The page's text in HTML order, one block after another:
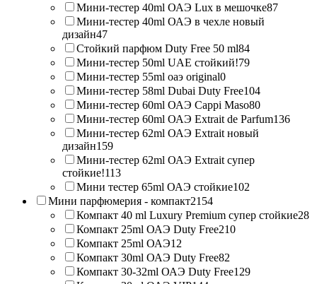
Мини-тестер 40ml ОАЭ Lux в мешочке87
Мини-тестер 40ml ОАЭ в чехле новый
дизайн47
Стойкий парфюм Duty Free 50 ml84
Мини-тестер 50ml UAE стойкий!79
Мини-тестер 55ml оаэ original0
Мини-тестер 58ml Dubai Duty Free104
Мини-тестер 60ml ОАЭ Cappi Maso80
Мини-тестер 60ml ОАЭ Extrait de Parfum136
Мини-тестер 62ml ОАЭ Extrait новый
дизайн159
Мини-тестер 62ml ОАЭ Extrait супер
стойкие!113
Мини тестер 65ml ОАЭ стойкие102
Мини парфюмерия - компакт2154
Компакт 40 ml Luxury Premium супер стойкие28
Компакт 25ml ОАЭ Duty Free210
Компакт 25ml ОАЭ12
Компакт 30ml ОАЭ Duty Free82
Компакт 30-32ml ОАЭ Duty Free129